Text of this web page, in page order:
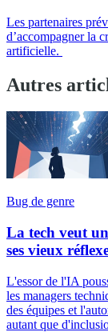
Les partenaires
d’accompagner la
artificielle.
Autres
Bug de genre
La tech veut
ses vieux
L'essor de l'IA
les managers
des équipes et
autant que